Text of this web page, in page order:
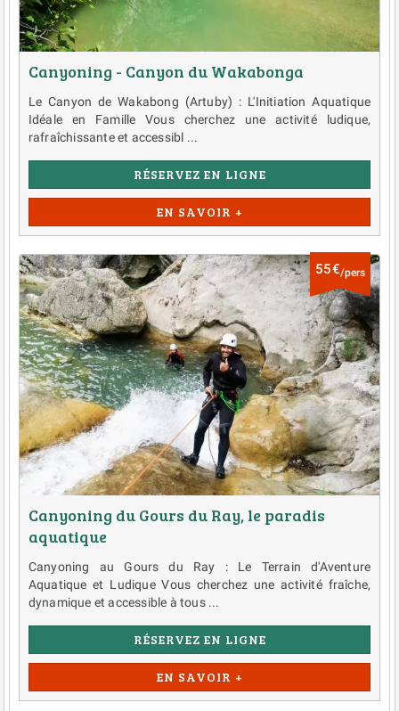
Canyoning - Canyon du Wakabonga
Le Canyon de Wakabong (Artuby) : L'Initiation Aquatique
Idéale en Famille Vous cherchez une activité ludique,
rafraîchissante et accessibl ...
RÉSERVEZ EN LIGNE
EN SAVOIR +
55€/pers
Canyoning du Gours du Ray, le paradis
aquatique
Canyoning au Gours du Ray : Le Terrain d'Aventure
Aquatique et Ludique Vous cherchez une activité fraîche,
dynamique et accessible à tous ...
RÉSERVEZ EN LIGNE
EN SAVOIR +